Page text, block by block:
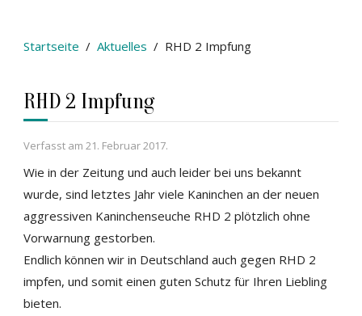
Startseite Aktuelles RHD 2 Impfung
RHD 2 Impfung
Verfasst am 21. Februar 2017.
Wie in der Zeitung und auch leider bei uns bekannt
wurde, sind letztes Jahr viele Kaninchen an der neuen
aggressiven Kaninchenseuche RHD 2 plötzlich ohne
Vorwarnung gestorben.
Endlich können wir in Deutschland auch gegen RHD 2
impfen, und somit einen guten Schutz für Ihren Liebling
bieten.